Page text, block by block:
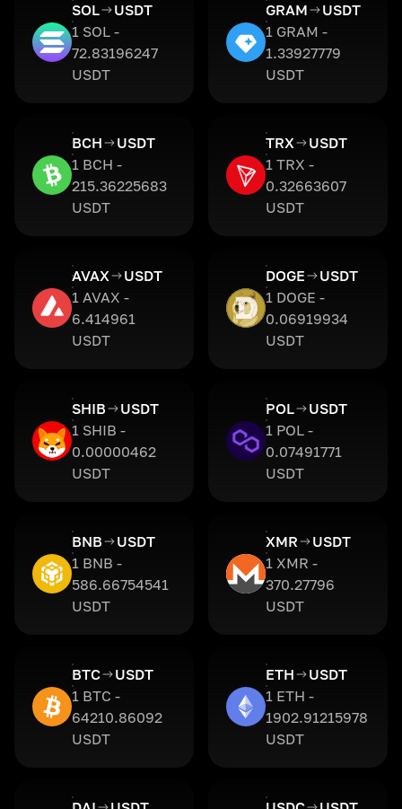
SOL
USDT
1 SOL -
72.83196247
USDT
GRAM
USDT
1 GRAM -
1.33927779
USDT
BCH
USDT
1 BCH -
215.36225683
USDT
TRX
USDT
1 TRX -
0.32663607
USDT
AVAX
USDT
1 AVAX -
6.414961
USDT
DOGE
USDT
1 DOGE -
0.06919934
USDT
SHIB
USDT
1 SHIB -
0.00000462
USDT
POL
USDT
1 POL -
0.07491771
USDT
BNB
USDT
1 BNB -
586.66754541
USDT
XMR
USDT
1 XMR -
370.27796
USDT
BTC
USDT
1 BTC -
64210.86092
USDT
ETH
USDT
1 ETH -
1902.91215978
USDT